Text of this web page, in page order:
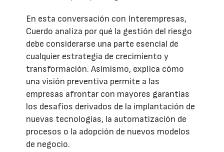
En esta conversación con Interempresas,
Cuerdo analiza por qué la gestión del riesgo
debe considerarse una parte esencial de
cualquier estrategia de crecimiento y
transformación. Asimismo, explica cómo
una visión preventiva permite a las
empresas afrontar con mayores garantías
los desafíos derivados de la implantación de
nuevas tecnologías, la automatización de
procesos o la adopción de nuevos modelos
de negocio.